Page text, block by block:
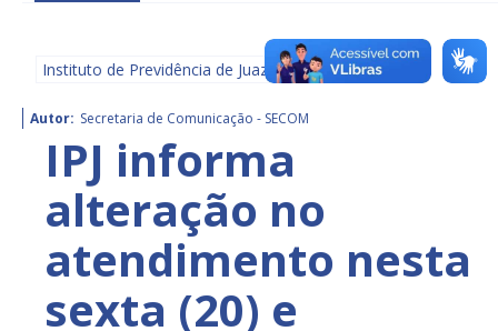
Instituto de Previdência de Juazeiro - IPJ
Autor: Secretaria de Comunicação - SECOM
IPJ informa
alteração no
atendimento nesta
sexta (20) e